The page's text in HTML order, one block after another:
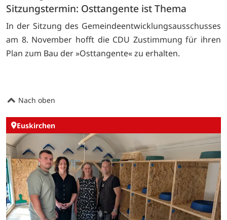
Sitzungstermin: Osttangente ist Thema
In der Sitzung des Gemeindeentwicklungsausschusses
am 8. November hofft die CDU Zustimmung für ihren
Plan zum Bau der »Osttangente« zu erhalten.
Nach oben
Euskirchen